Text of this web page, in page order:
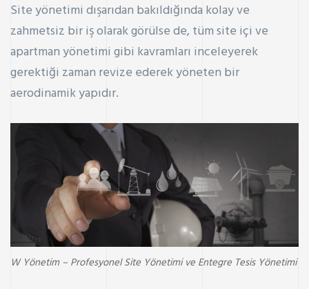
Site yönetimi dışarıdan bakıldığında kolay ve
zahmetsiz bir iş olarak görülse de, tüm site içi ve
apartman yönetimi gibi kavramları inceleyerek
gerektiği zaman revize ederek yöneten bir
aerodinamik yapıdır.
W Yönetim – Profesyonel Site Yönetimi ve Entegre Tesis Yönetimi